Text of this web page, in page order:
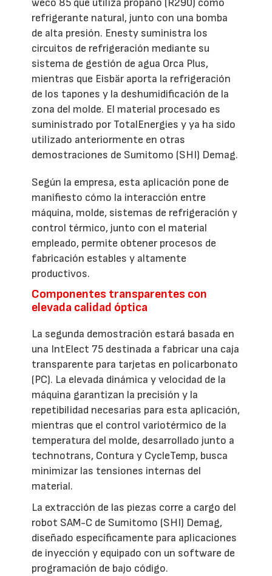
weco 85 que utiliza propano (R290) como
refrigerante natural, junto con una bomba
de alta presión. Enesty suministra los
circuitos de refrigeración mediante su
sistema de gestión de agua Orca Plus,
mientras que Eisbär aporta la refrigeración
de los tapones y la deshumidificación de la
zona del molde. El material procesado es
suministrado por TotalEnergies y ya ha sido
utilizado anteriormente en otras
demostraciones de Sumitomo (SHI) Demag.
Según la empresa, esta aplicación pone de
manifiesto cómo la interacción entre
máquina, molde, sistemas de refrigeración y
control térmico, junto con el material
empleado, permite obtener procesos de
fabricación estables y altamente
productivos.
Componentes transparentes con
elevada calidad óptica
La segunda demostración estará basada en
una IntElect 75 destinada a fabricar una caja
transparente para tarjetas en policarbonato
(PC). La elevada dinámica y velocidad de la
máquina garantizan la precisión y la
repetibilidad necesarias para esta aplicación,
mientras que el control variotérmico de la
temperatura del molde, desarrollado junto a
technotrans, Contura y CycleTemp, busca
minimizar las tensiones internas del
material.
La extracción de las piezas corre a cargo del
robot SAM-C de Sumitomo (SHI) Demag,
diseñado específicamente para aplicaciones
de inyección y equipado con un software de
programación de bajo código.